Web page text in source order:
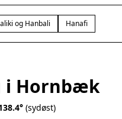
og Hanbali Hanafi
i Hornbæk
(sydøst)